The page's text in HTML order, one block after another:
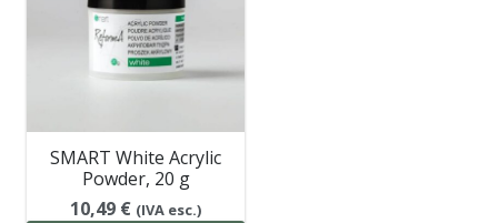
SMART White Acrylic
Powder, 20 g
10,49 € (IVA esc.)